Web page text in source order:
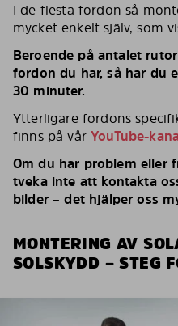
I de flesta fordon så
mycket enkelt själv, som
Beroende på antalet
fordon du har, så har du
30 minuter.
Ytterligare fordons
finns på vårYouTube-
Om du har problem eller
tveka inte att kontakta
bilder – det hjälper oss
MONTERING AV
SOLSKYDD – STEG